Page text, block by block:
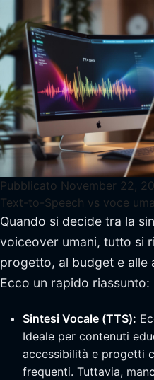
Pubblicato November 22,
Text-to-Speech vs voce
Quando si decide tra la
voiceover umani, tutto si
progetto, al budget e alle
Ecco un rapido riassunto:
Sintesi Vocale (TTS):
Ideale per contenuti
accessibilità e progetti
frequenti. Tuttavia,